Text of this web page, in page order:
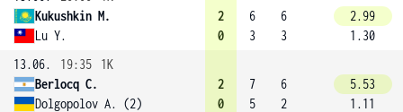
Kukushkin M.
Lu Y.
2
0
6
3
6
3
2.99
1.30
13.06.
19:35
1K
Berlocq C.
Dolgopolov A. (2)
2
0
7
5
6
2
5.53
1.11